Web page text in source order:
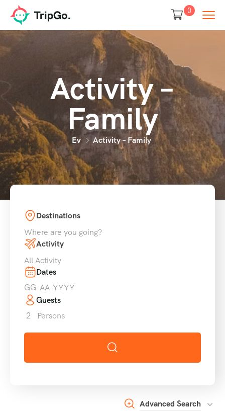
0
Activity –
Family
Ev Activity – Family
Destinations
Where are you going?
Activity
All Activity
Dates
Guests
2
Persons
Advanced Search